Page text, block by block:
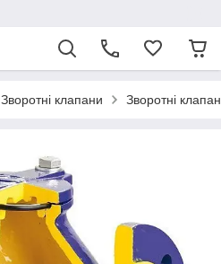
Зворотні клапани Зворотні